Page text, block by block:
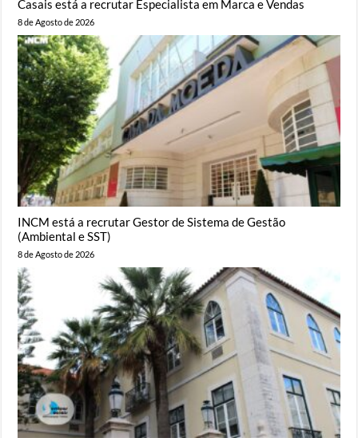
Casais está a recrutar Especialista em Marca e Vendas
8 de Agosto de 2026
INCM está a recrutar Gestor de Sistema de Gestão
(Ambiental e SST)
8 de Agosto de 2026